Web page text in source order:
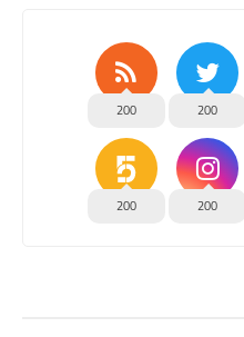
200
200
200
200